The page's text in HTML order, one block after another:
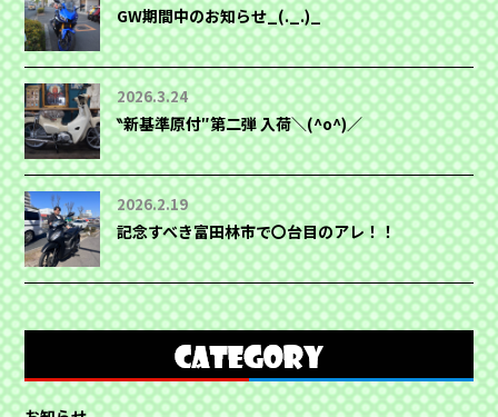
GW期間中のお知らせ_(._.)_
2026.3.24
‶新基準原付″第二弾 入荷＼(^o^)／
2026.2.19
記念すべき富田林市で〇台目のアレ！！